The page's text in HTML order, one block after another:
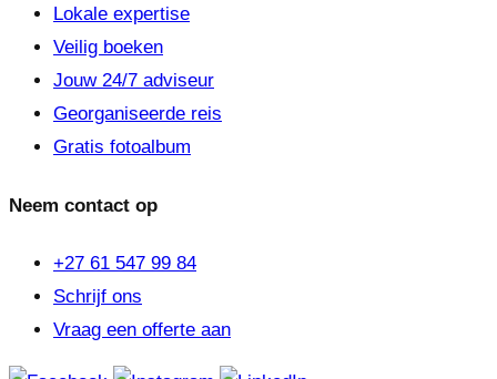
Lokale expertise
Veilig boeken
Jouw 24/7 adviseur
Georganiseerde reis
Gratis fotoalbum
Neem contact op
+27 61 547 99 84
Schrijf ons
Vraag een offerte aan